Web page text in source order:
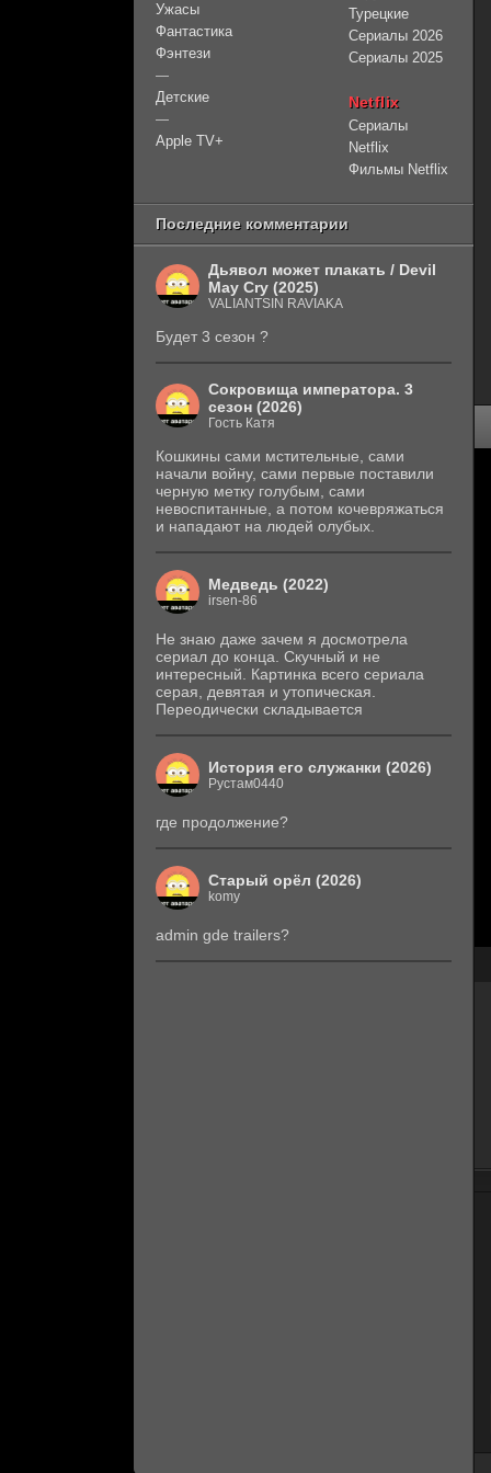
Ужасы
Фантастика
Фэнтези
—
Детские
—
Apple TV+
Турецкие
Сериалы 2026
Сериалы 2025
Netflix
Сериалы
Netflix
Фильмы Netflix
Последние комментарии
Дьявол может плакать / Devil
May Cry (2025)
VALIANTSIN RAVIAKA
Будет 3 сезон ?
Сокровища императора. 3
сезон (2026)
Гость Катя
Кошкины сами мстительные, сами
начали войну, сами первые поставили
черную метку голубым, сами
невоспитанные, а потом кочевряжаться
и нападают на людей олубых.
Медведь (2022)
irsen-86
Не знаю даже зачем я досмотрела
сериал до конца. Скучный и не
интересный. Картинка всего сериала
серая, девятая и утопическая.
Переодически складывается
История его служанки (2026)
Рустам0440
где продолжение?
Старый орёл (2026)
komy
admin gde trailers?